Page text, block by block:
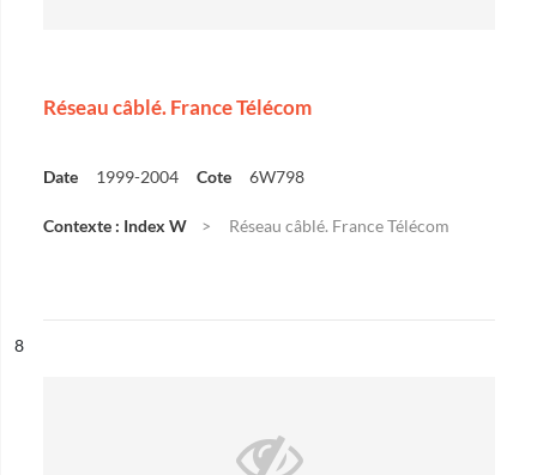
Réseau câblé. France Télécom
Date 1999-2004 Cote 6W798
Contexte : Index W Réseau câblé. France Télécom
n°
8